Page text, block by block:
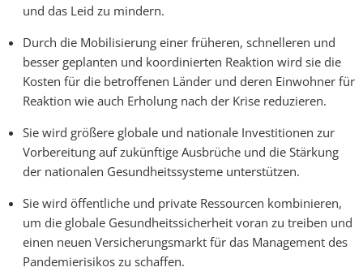
und das Leid zu mindern.
Durch die Mobilisierung einer früheren, schnelleren und
besser geplanten und koordinierten Reaktion wird sie die
Kosten für die betroffenen Länder und deren Einwohner für
Reaktion wie auch Erholung nach der Krise reduzieren.
Sie wird größere globale und nationale Investitionen zur
Vorbereitung auf zukünftige Ausbrüche und die Stärkung
der nationalen Gesundheitssysteme unterstützen.
Sie wird öffentliche und private Ressourcen kombinieren,
um die globale Gesundheitssicherheit voran zu treiben und
einen neuen Versicherungsmarkt für das Management des
Pandemierisikos zu schaffen.